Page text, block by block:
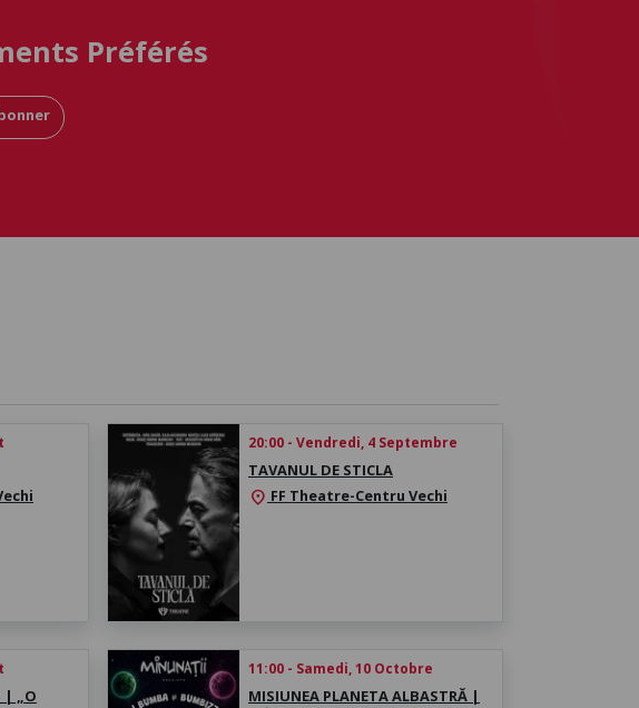
Préférés
20:00 - Vendredi, 4 Septembre
TAVANUL DE STICLA
location_on FF Theatre-Centru Vechi
| „O
11:00 - Samedi, 10 Octobre
MISIUNEA PLANETA ALBASTRĂ |